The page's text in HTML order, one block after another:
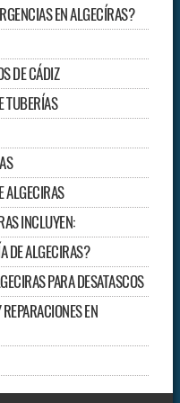
EN ALGECÍRAS?
DE CÁDIZ
TUBERÍAS
ALGECIRAS
INCLUYEN:
DE ALGECIRAS?
PARA DESATASCOS
EN